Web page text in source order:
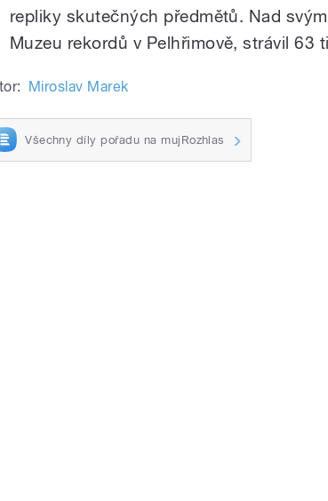
repliky skutečných předmětů. Nad
Muzeu rekordů v Pelhřimově, strávil 63
Miroslav Marek
Všechny díly pořadu na mujRozhlas